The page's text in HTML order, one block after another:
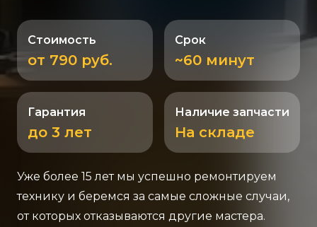
Стоимость
от 790 руб.
Срок
~60 минут
Гарантия
до 3 лет
Наличие запчасти
На складе
Уже более 15 лет мы успешно ремонтируем
технику и беремся за самые сложные случаи,
от которых отказываются другие мастера.